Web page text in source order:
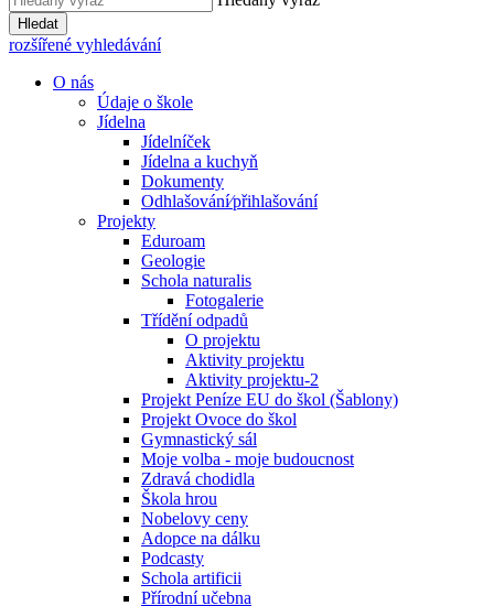
Hledat
rozšířené vyhledávání
O nás
Údaje o škole
Jídelna
Jídelníček
Jídelna a kuchyň
Dokumenty
Odhlašování⁄přihlašování
Projekty
Eduroam
Geologie
Schola naturalis
Fotogalerie
Třídění odpadů
O projektu
Aktivity projektu
Aktivity projektu-2
Projekt Peníze EU do škol (Šablony)
Projekt Ovoce do škol
Gymnastický sál
Moje volba - moje budoucnost
Zdravá chodidla
Škola hrou
Nobelovy ceny
Adopce na dálku
Podcasty
Schola artificii
Přírodní učebna